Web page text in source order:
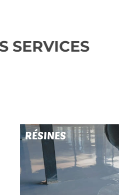
NOS SERVICES
RÉSINES